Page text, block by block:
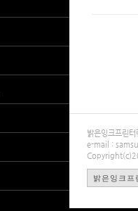
밝은잉크프
e-mail :
밝은잉크프